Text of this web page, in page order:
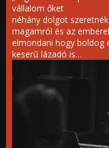
vállalom őket
néhány dolgot
magamról és az
elmondani hogy boldog
keserű lázadó is…